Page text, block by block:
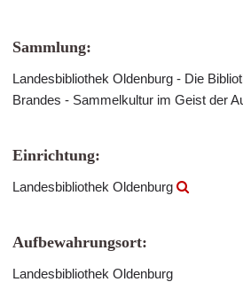
Sammlung:
Landesbibliothek Oldenburg - Die
Brandes - Sammelkultur im Geist der
Einrichtung:
Landesbibliothek Oldenburg
Aufbewahrungsort:
Landesbibliothek Oldenburg